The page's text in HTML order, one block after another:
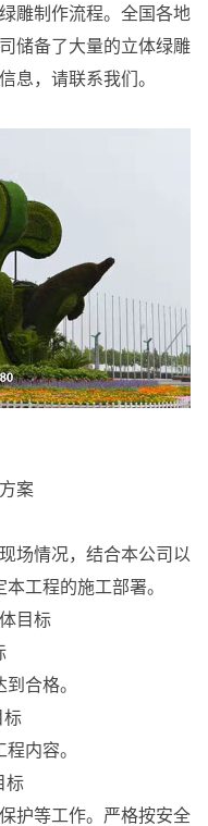
雕制作流程。全国各地
储备了大量的立体绿雕
息，请联系我们。
案
场情况，结合本公司以
工程的施工部署。
目标
合格。
标
内容。
标
护等工作。严格按安全